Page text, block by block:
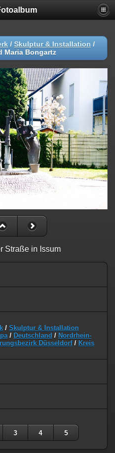
/ Skulptur & Installation /
Maria Bongartz
Straße in Issum
/ Skulptur & Installation
/ Deutschland / Nordrhein-
Düsseldorf/ Kreis
3 4 5